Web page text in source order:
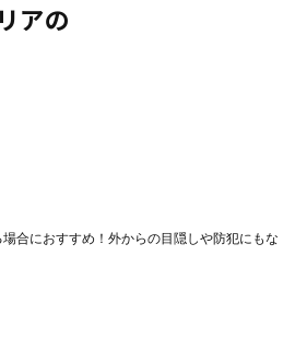
アの
合におすすめ！外からの目隠しや防犯にもな